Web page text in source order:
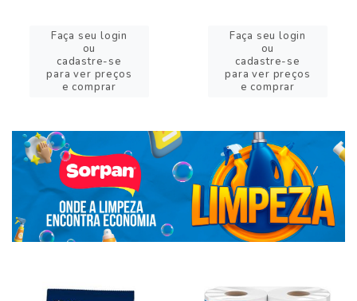
Faça seu login
ou
cadastre-se
para ver preços
e comprar
Faça seu login
ou
cadastre-se
para ver preços
e comprar